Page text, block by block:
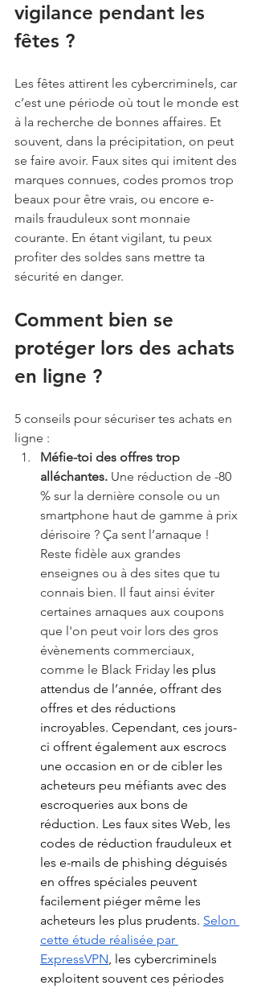
vigilance pendant les
fêtes ?
Les fêtes attirent les cybercriminels, car
c’est une période où tout le monde est
à la recherche de bonnes affaires. Et
souvent, dans la précipitation, on peut
se faire avoir. Faux sites qui imitent des
marques connues, codes promos trop
beaux pour être vrais, ou encore e-
mails frauduleux sont monnaie
courante. En étant vigilant, tu peux
profiter des soldes sans mettre ta
sécurité en danger.
Comment bien se
protéger lors des achats
en ligne ?
5 conseils pour sécuriser tes achats en
ligne :
Méfie-toi des offres trop
alléchantes. Une réduction de -80
% sur la dernière console ou un
smartphone haut de gamme à prix
dérisoire ? Ça sent l’arnaque !
Reste fidèle aux grandes
enseignes ou à des sites que tu
connais bien. Il faut ainsi éviter
certaines arnaques aux coupons
que l'on peut voir lors des gros
évènements commerciaux,
comme le Black Friday l es plus
attendus de l’année, offrant des
offres et des réductions
incroyables. Cependant, ces jours-
ci offrent également aux escrocs
une occasion en or de cibler les
acheteurs peu méfiants avec des
escroqueries aux bons de
réduction. Les faux sites Web, les
codes de réduction frauduleux et
les e-mails de phishing déguisés
en offres spéciales peuvent
facilement piéger même les
acheteurs les plus prudents. Selon
cette étude réalisée par
ExpressVPN, les cybercriminels
exploitent souvent ces périodes